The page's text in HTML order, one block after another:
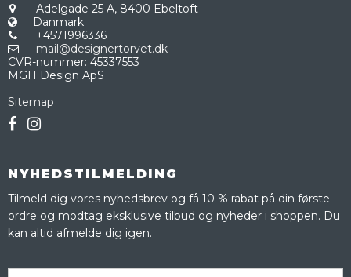
Adelgade 25 A, 8400 Ebeltoft
Danmark
+4571996336
mail@designertorvet.dk
CVR-nummer: 45337553
MGH Design ApS
Sitemap
NYHEDSTILMELDING
Tilmeld dig vores nyhedsbrev og få 10 % rabat på din første
ordre og modtag eksklusive tilbud og nyheder i shoppen. Du
kan altid afmelde dig igen.